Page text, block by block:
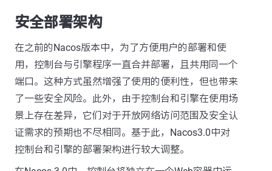
安全部署架构
在之前的Nacos版本中，为了方便用户的部署和使
用，控制台与引擎程序一直合并部署，且共用同一个
端口。这种方式虽然增强了使用的便利性，但也带来
了一些安全风险。此外，由于控制台和引擎在使用场
景上存在差异，它们对于开放网络访问范围及安全认
证需求的预期也不尽相同。基于此，Nacos3.0中对
控制台和引擎的部署架构进行较大调整。